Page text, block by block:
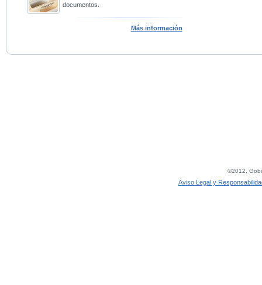
documentos.
Más información
©2012,
Aviso Legal y